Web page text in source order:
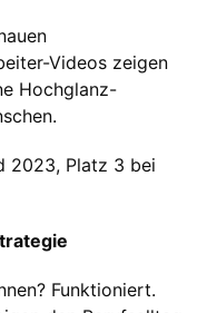
Videos zeigen
Hochglanz-
2023, Platz 3 bei
Funktioniert.